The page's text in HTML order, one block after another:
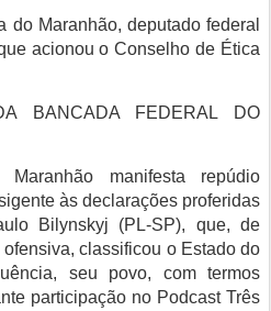
do Maranhão, deputado federal
acionou o Conselho de Ética
BANCADA FEDERAL DO
manifesta repúdio
às declarações proferidas
Bilynskyj (PL-SP), que, de
classificou o Estado do
seu povo, com termos
participação no Podcast Três